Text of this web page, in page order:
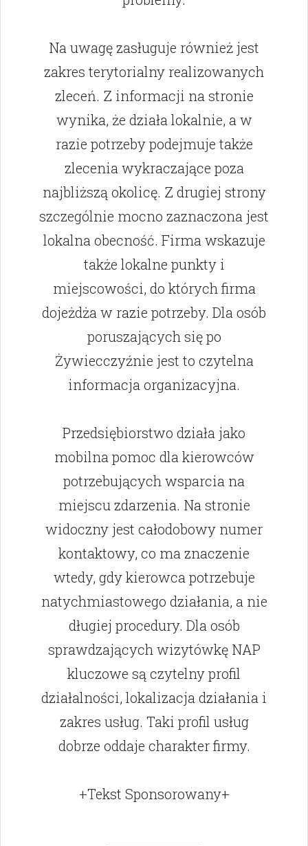
Na uwagę zasługuje również jest
zakres terytorialny realizowanych
zleceń. Z informacji na stronie
wynika, że działa lokalnie, a w
razie potrzeby podejmuje także
zlecenia wykraczające poza
najbliższą okolicę. Z drugiej strony
szczególnie mocno zaznaczona jest
lokalna obecność. Firma wskazuje
także lokalne punkty i
miejscowości, do których firma
dojeżdża w razie potrzeby. Dla osób
poruszających się po
Żywiecczyźnie jest to czytelna
informacja organizacyjna.
Przedsiębiorstwo działa jako
mobilna pomoc dla kierowców
potrzebujących wsparcia na
miejscu zdarzenia. Na stronie
widoczny jest całodobowy numer
kontaktowy, co ma znaczenie
wtedy, gdy kierowca potrzebuje
natychmiastowego działania, a nie
długiej procedury. Dla osób
sprawdzających wizytówkę NAP
kluczowe są czytelny profil
działalności, lokalizacja działania i
zakres usług. Taki profil usług
dobrze oddaje charakter firmy.
+Tekst Sponsorowany+